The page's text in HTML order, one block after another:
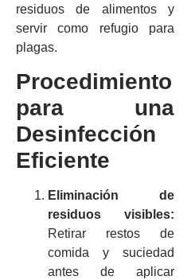
residuos de alimentos y
servir como refugio para
plagas.
Procedimiento
para una
Desinfección
Eficiente
Eliminación de
residuos visibles:
Retirar restos de
comida y suciedad
antes de aplicar